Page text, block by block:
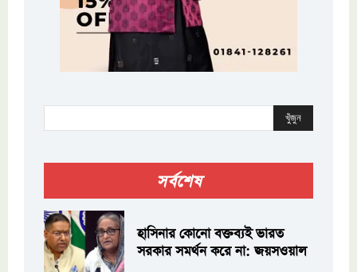
খুঁজুন
সর্বশেষ
হাসিনার কোনো বক্তব্যই ভারত
সরকার সমর্থন করে না: জয়সওয়াল